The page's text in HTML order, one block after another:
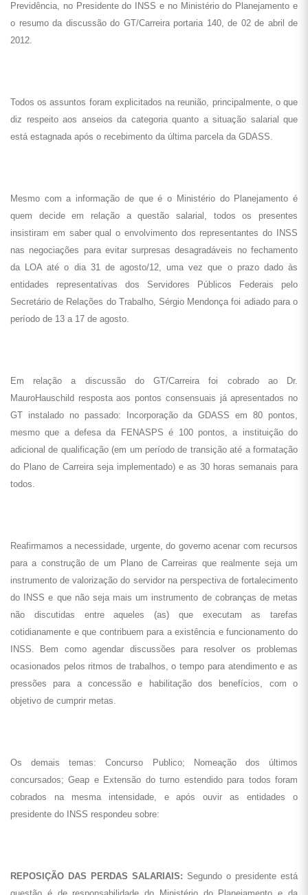
Previdência, no Presidente do INSS e no Ministério do Planejamento e
o resumo da discussão do GT/Carreira portaria 140, de 02 de abril de
2012.
Todos os assuntos foram explicitados na reunião, principalmente, o que
diz respeito aos anseios da categoria quanto a situação salarial que
está estagnada após o recebimento da última parcela da GDASS.
Mesmo com a informação de que é o Ministério do Planejamento é
quem decide em relação a questão salarial, todos os presentes
insistiram em saber qual o envolvimento dos representantes do INSS
nas negociações para evitar surpresas desagradáveis no fechamento
da LOA até o dia 31 de agosto/12, uma vez que o prazo dado às
entidades representativas dos Servidores Públicos Federais pelo
Secretário de Relações do Trabalho, Sérgio Mendonça foi adiado para o
período de 13 a 17 de agosto.
Em relação a discussão do GT/Carreira foi cobrado ao Dr.
MauroHauschild resposta aos pontos consensuais já apresentados no
GT instalado no passado: Incorporação da GDASS em 80 pontos,
mesmo que a defesa da FENASPS é 100 pontos, a instituição do
adicional de qualificação (em um período de transição até a formatação
do Plano de Carreira seja implementado) e as 30 horas semanais para
todos.
Reafirmamos a necessidade, urgente, do governo acenar com recursos
para a construção de um Plano de Carreiras que realmente seja um
instrumento de valorização do servidor na perspectiva de fortalecimento
do INSS e que não seja mais um instrumento de cobranças de metas
não discutidas entre aqueles (as) que executam as tarefas
cotidianamente e que contribuem para a existência e funcionamento do
INSS. Bem como agendar discussões para resolver os problemas
ocasionados pelos ritmos de trabalhos, o tempo para atendimento e as
pressões para a concessão e habilitação dos benefícios, com o
objetivo de cumprir metas.
Os demais temas: Concurso Publico; Nomeação dos últimos
concursados; Geap e Extensão do turno estendido para todos foram
cobrados na mesma intensidade, e após ouvir as entidades o
presidente do INSS respondeu sobre:
REPOSIÇÃO DAS PERDAS SALARIAIS: Segundo o presidente está